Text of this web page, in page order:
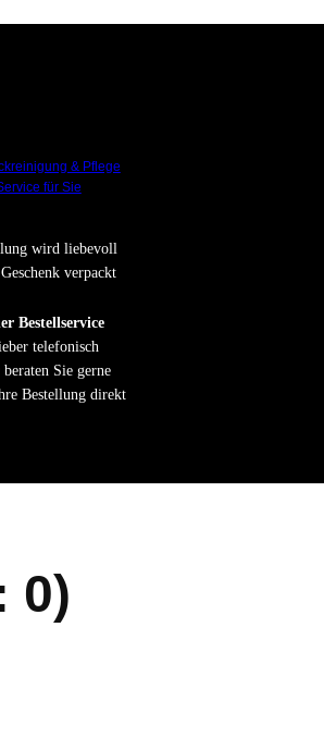
& Pflege
für Sie
wird liebevoll
verpackt
Bestellservice
telefonisch
Sie gerne
Bestellung direkt
0)